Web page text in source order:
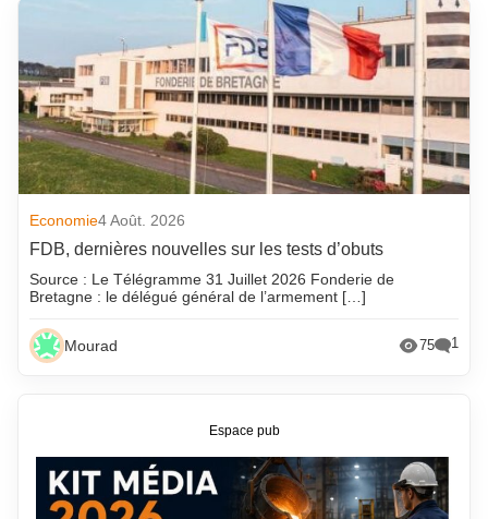
Economie4 Août. 2026
FDB, dernières nouvelles sur les tests d’obuts
Source : Le Télégramme 31 Juillet 2026 Fonderie de
Bretagne : le délégué général de l’armement […]
Mourad 75 1
Espace pub